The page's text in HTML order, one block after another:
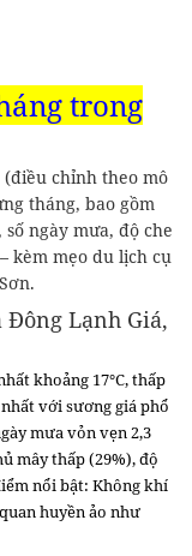
trong
chỉnh theo mô
tháng, bao gồm
ngày mưa, độ che
kèm mẹo du lịch cụ
Đông Lạnh Giá,
khoảng 17°C, thấp
với sương giá phổ
mưa vỏn vẹn 2,3
mây thấp (29%), độ
nổi bật: Không khí
huyền ảo như